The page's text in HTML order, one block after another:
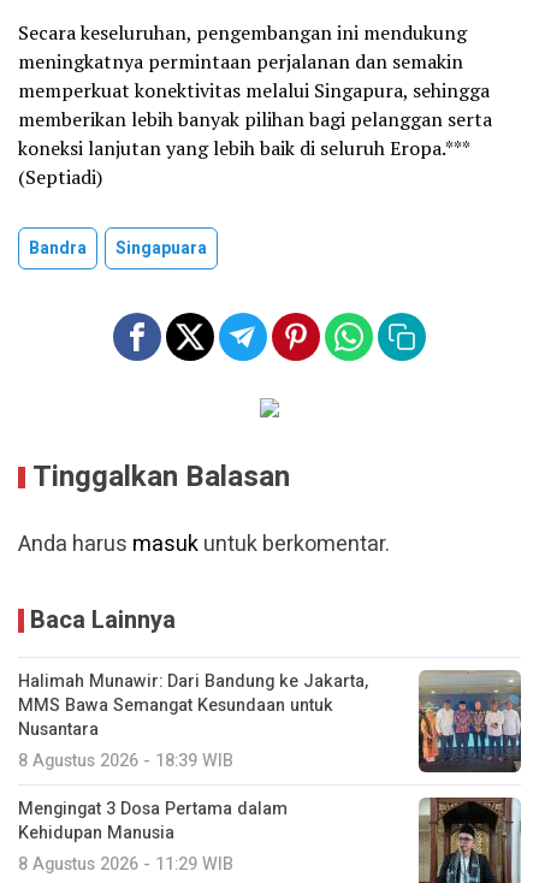
Secara keseluruhan, pengembangan ini mendukung
meningkatnya permintaan perjalanan dan semakin
memperkuat konektivitas melalui Singapura, sehingga
memberikan lebih banyak pilihan bagi pelanggan serta
koneksi lanjutan yang lebih baik di seluruh Eropa.***
(Septiadi)
Bandra Singapuara
Tinggalkan Balasan
Anda harus masukuntuk berkomentar.
Baca Lainnya
Halimah Munawir: Dari Bandung ke Jakarta,
MMS Bawa Semangat Kesundaan untuk
Nusantara
8 Agustus 2026 - 18:39 WIB
Mengingat 3 Dosa Pertama dalam
Kehidupan Manusia
8 Agustus 2026 - 11:29 WIB